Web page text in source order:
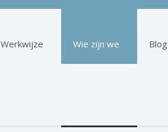
Werkwijze Wie zijn we Blog